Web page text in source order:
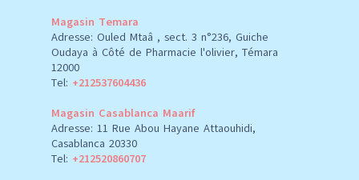
Magasin Temara
Adresse: Ouled Mtaâ , sect. 3 n°236, Guiche
Oudaya à Côté de Pharmacie l'olivier, Témara
12000
Tel: +212537604436
Magasin Casablanca Maarif
Adresse: 11 Rue Abou Hayane Attaouhidi,
Casablanca 20330
Tel: +212520860707